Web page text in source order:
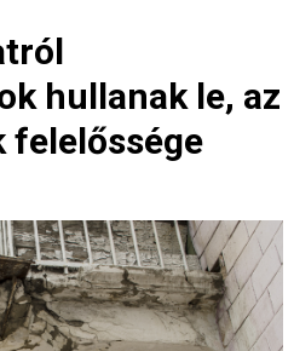
hullanak le, az
felelőssége